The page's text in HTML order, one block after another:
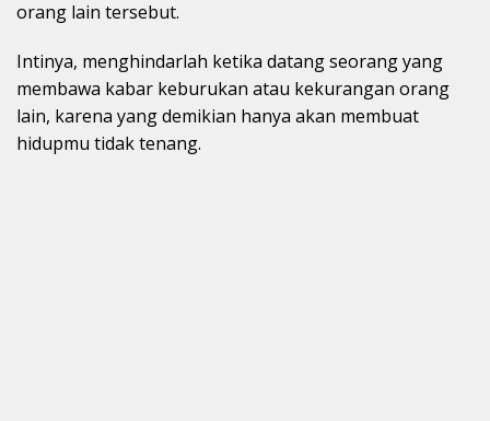
orang lain tersebut.
Intinya, menghindarlah ketika datang seorang yang
membawa kabar keburukan atau kekurangan orang
lain, karena yang demikian hanya akan membuat
hidupmu tidak tenang.